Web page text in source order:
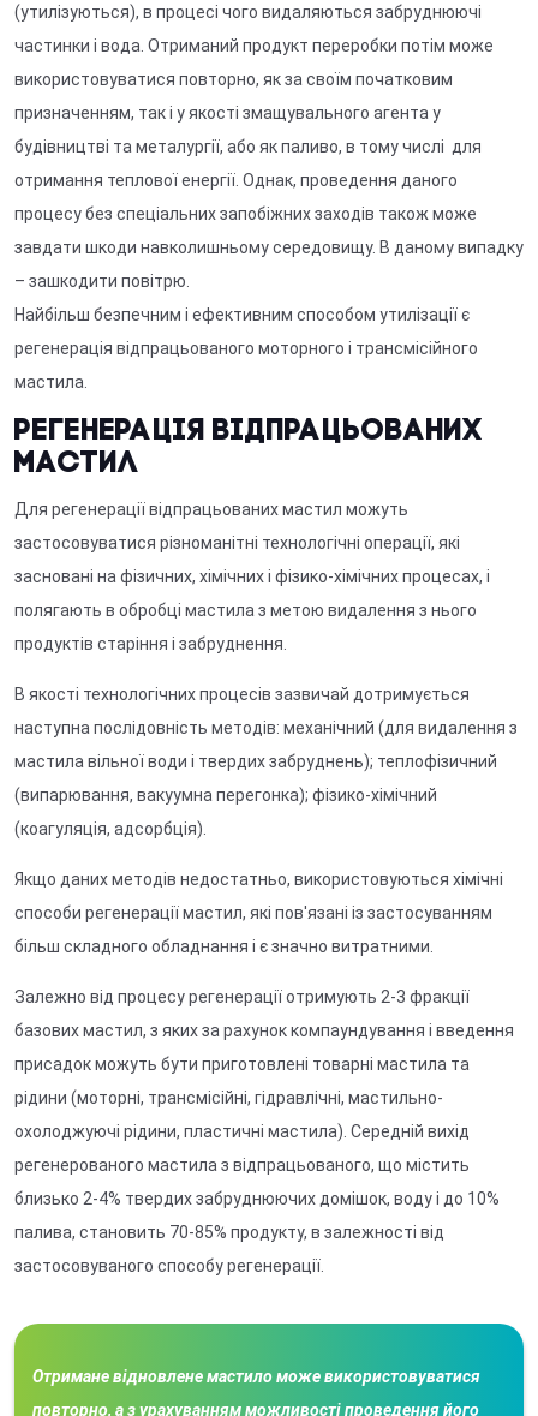
(утилізуються), в процесі чого видаляються забруднюючі
частинки і вода. Отриманий продукт переробки потім може
використовуватися повторно, як за своїм початковим
призначенням, так і у якості змащувального агента у
будівництві та металургії, або як паливо, в тому числі для
отримання теплової енергії. Однак, проведення даного
процесу без спеціальних запобіжних заходів також може
завдати шкоди навколишньому середовищу. В даному випадку
– зашкодити повітрю.
Найбільш безпечним і ефективним способом утилізації є
регенерація відпрацьованого моторного і трансмісійного
мастила.
Регенерація відпрацьованих
мастил
Для регенерації відпрацьованих мастил можуть
застосовуватися різноманітні технологічні операції, які
засновані на фізичних, хімічних і фізико-хімічних процесах, і
полягають в обробці мастила з метою видалення з нього
продуктів старіння і забруднення.
В якості технологічних процесів зазвичай дотримується
наступна послідовність методів: механічний (для видалення з
мастила вільної води і твердих забруднень); теплофізичний
(випарювання, вакуумна перегонка); фізико-хімічний
(коагуляція, адсорбція).
Якщо даних методів недостатньо, використовуються хімічні
способи регенерації мастил, які пов'язані із застосуванням
більш складного обладнання і є значно витратними.
Залежно від процесу регенерації отримують 2-3 фракції
базових мастил, з яких за рахунок компаундування і введення
присадок можуть бути приготовлені товарні мастила та
рідини (моторні, трансмісійні, гідравлічні, мастильно-
охолоджуючі рідини, пластичні мастила). Середній вихід
регенерованого мастила з відпрацьованого, що містить
близько 2-4% твердих забруднюючих домішок, воду і до 10%
палива, становить 70-85% продукту, в залежності від
застосовуваного способу регенерації.
Отримане відновлене мастило може використовуватися
повторно, а з урахуванням можливості проведення його